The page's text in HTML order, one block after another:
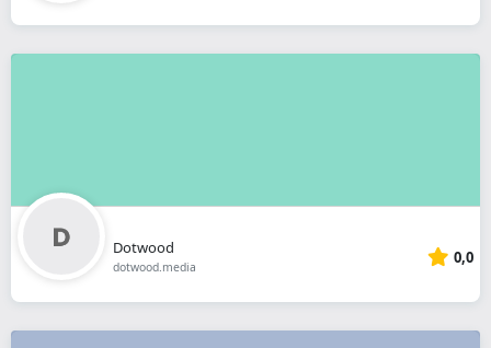
Dotwood
dotwood.media 0,0